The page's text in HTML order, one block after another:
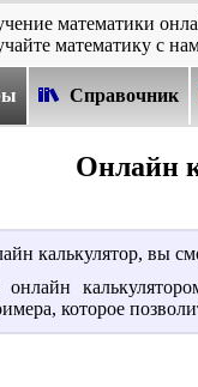
математики
математику с
Справочник
Онлайн
калькулятор, вы
онлайн
которое